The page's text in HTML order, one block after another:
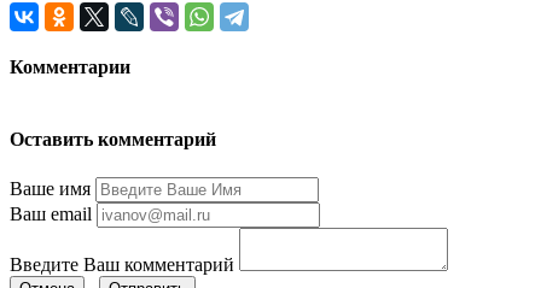
Комментарии
Оставить комментарий
Ваше имя
Ваш email
Введите Ваш комментарий